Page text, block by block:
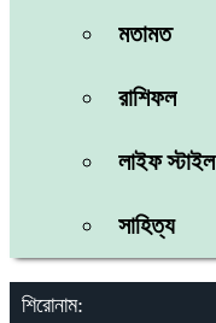
মতামত
রাশিফল
লাইফ স্টাইল
সাহিত্য
শিরোনাম: